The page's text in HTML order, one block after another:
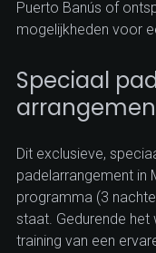
Puerto Banús of
mogelijkheden voor
Speciaal
Dit exclusieve,
padelarrangement in
programma (3
staat. Gedurende het
training van een